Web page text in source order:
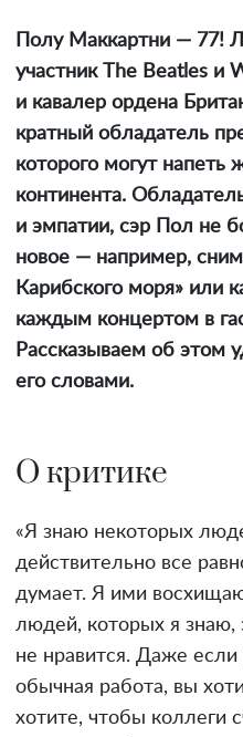
Полу Маккартни — 77!
участник The Beatles и
и кавалер ордена
кратный обладатель
которого могут напеть
континента.
и эмпатии, сэр Пол не
новое — например,
Карибского моря» или
каждым концертом в
Рассказываем об этом
его словами.
О критике
«Я знаю некоторых
действительно все
думает. Я ими
людей, которых я знаю,
не нравится. Даже
обычная работа, вы
хотите, чтобы коллеги